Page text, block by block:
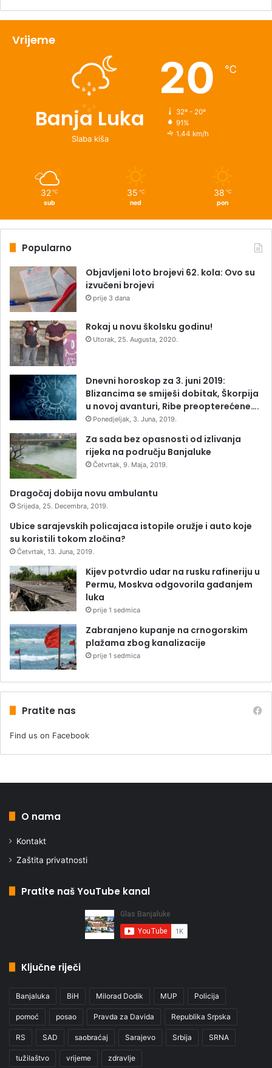
Vrijeme
Banja Luka
Slaba kiša
20 ℃
32º - 20º
91%
1.44 km/h
32 ℃
sub
35 ℃
ned
38 ℃
pon
Popularno
Objavljeni loto brojevi 62. kola: Ovo su
izvučeni brojevi
prije 3 dana
Rokaj u novu školsku godinu!
Utorak, 25. Augusta, 2020.
Dnevni horoskop za 3. juni 2019:
Blizancima se smiješi dobitak, Škorpija
u novoj avanturi, Ribe preopterećene….
Ponedjeljak, 3. Juna, 2019.
Za sada bez opasnosti od izlivanja
rijeka na području Banjaluke
Četvrtak, 9. Maja, 2019.
Dragočaj dobija novu ambulantu
Srijeda, 25. Decembra, 2019.
Ubice sarajevskih policajaca istopile oružje i auto koje
su koristili tokom zločina?
Četvrtak, 13. Juna, 2019.
Kijev potvrdio udar na rusku rafineriju u
Permu, Moskva odgovorila gađanjem
luka
prije 1 sedmica
Zabranjeno kupanje na crnogorskim
plažama zbog kanalizacije
prije 1 sedmica
Pratite nas
Find us on Facebook
O nama
Kontakt
Zaštita privatnosti
Pratite naš YouTube kanal
Ključne riječi
Banjaluka BiH Milorad Dodik MUP Policija
pomoć posao Pravda za Davida Republika Srpska
RS SAD saobraćaj Sarajevo Srbija SRNA
tužilaštvo vrijeme zdravlje